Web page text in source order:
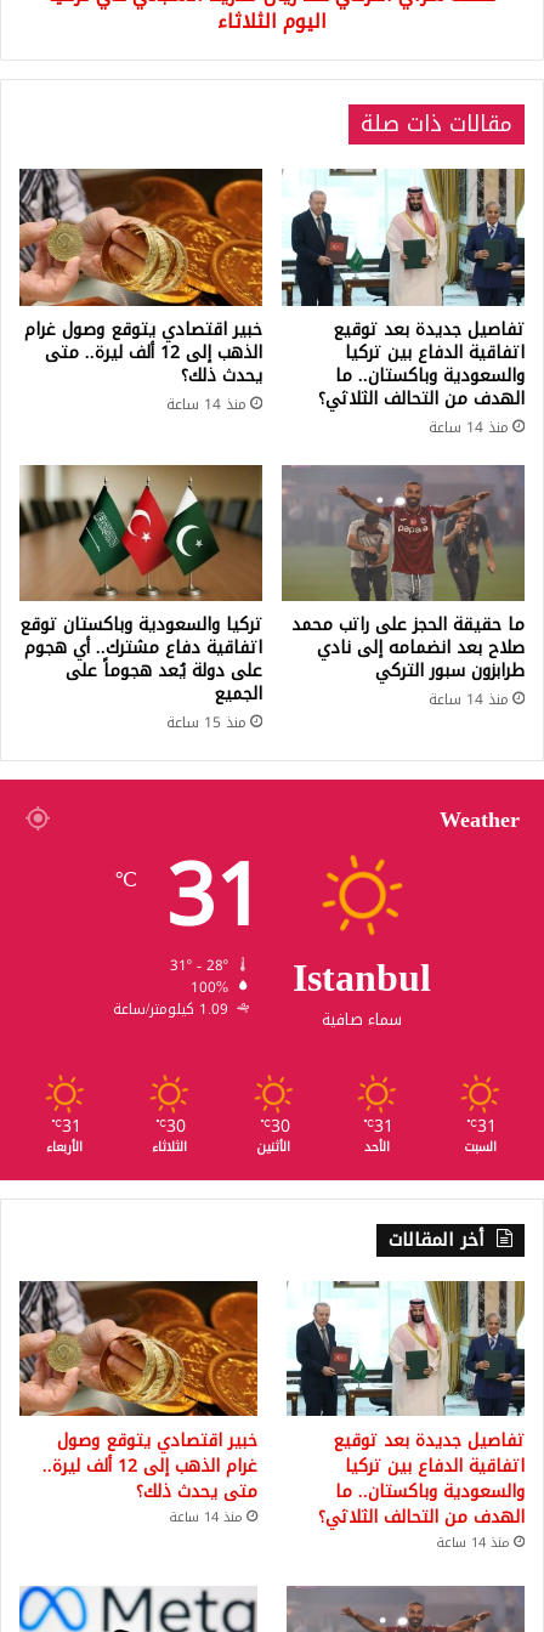
اليوم الثلاثاء
مقالات ذات صلة
تفاصيل جديدة بعد توقيع
اتفاقية الدفاع بين تركيا
والسعودية وباكستان.. ما
الهدف من التحالف الثلاثي؟
منذ 14 ساعة
خبير اقتصادي يتوقع وصول غرام
الذهب إلى 12 ألف ليرة.. متى
يحدث ذلك؟
منذ 14 ساعة
ما حقيقة الحجز على راتب محمد
صلاح بعد انضمامه إلى نادي
طرابزون سبور التركي
منذ 14 ساعة
تركيا والسعودية وباكستان توقع
اتفاقية دفاع مشترك.. أي هجوم
على دولة يُعد هجوماً على
الجميع
منذ 15 ساعة
Weather
Istanbul
سماء صافية
31
℃
100%
1.09 كيلومتر/ساعة
31
℃
السبت
31
℃
الأحد
30
℃
الأثنين
30
℃
الثلاثاء
31
℃
الأربعاء
أخر المقالات
تفاصيل جديدة بعد توقيع
اتفاقية الدفاع بين تركيا
والسعودية وباكستان.. ما
الهدف من التحالف الثلاثي؟
منذ 14 ساعة
خبير اقتصادي يتوقع وصول
غرام الذهب إلى 12 ألف ليرة..
متى يحدث ذلك؟
منذ 14 ساعة